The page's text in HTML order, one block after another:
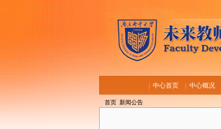
中心首页 中心概况
首页 新闻公告